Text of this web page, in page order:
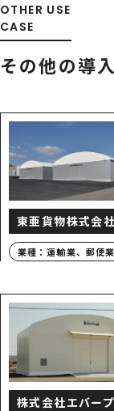
OTHER USE
CASE
その他の導
東亜貨物株式会
業種：運輸業、郵便業
株式会社エバー